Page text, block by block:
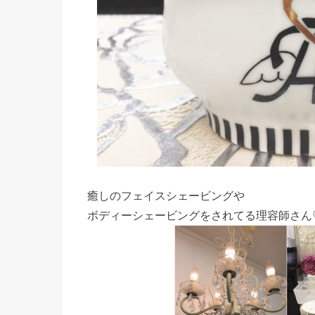
癒しのフェイスシェービングや
ボディーシェービングをされてる理容師さ